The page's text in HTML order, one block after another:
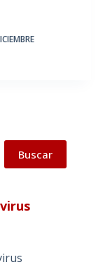
Buscar